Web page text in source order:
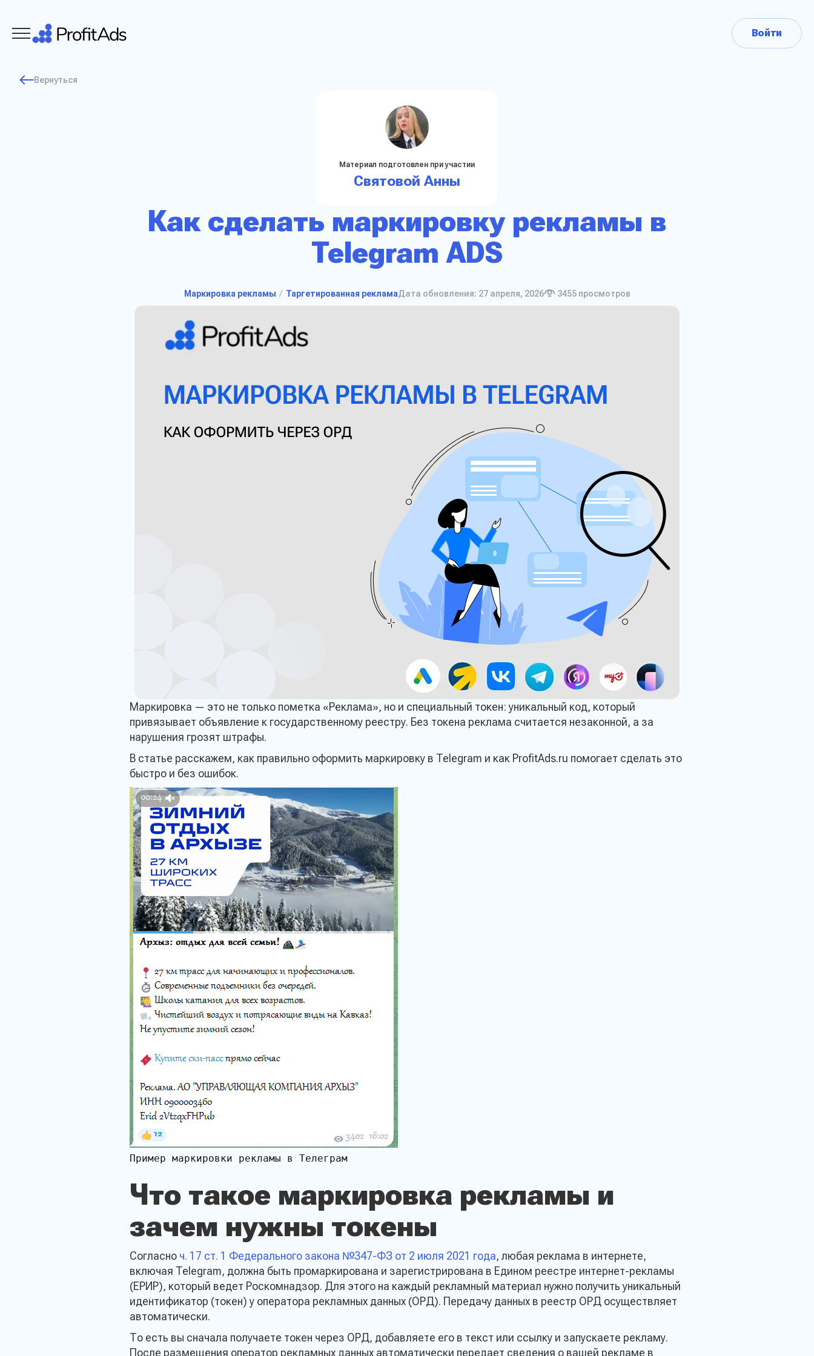
Войти
Материал подготовлен при участии
Святовой Анны
Вернуться
Как сделать маркировку рекламы в
Telegram ADS
Маркировка рекламы Таргетированная рекламаДата обновления: 27 апреля, 2026 3455просмотров
Маркировка — это не только пометка «Реклама», но и специальный токен: уникальный код, который
привязывает объявление к государственному реестру. Без токена реклама считается незаконной, а за
нарушения грозят штрафы.
В статье расскажем, как правильно оформить маркировку в Telegram и как ProfitAds.ru помогает сделать это
быстро и без ошибок.
Пример маркировки рекламы в Телеграм
Что такое маркировка рекламы и
зачем нужны токены
Согласно ч. 17 ст. 1 Федерального закона №347-ФЗ от 2 июля 2021 года, любая реклама в интернете,
включая Telegram, должна быть промаркирована и зарегистрирована в Едином реестре интернет-рекламы
(ЕРИР), который ведет Роскомнадзор. Для этого на каждый рекламный материал нужно получить уникальный
идентификатор (токен) у оператора рекламных данных (ОРД). Передачу данных в реестр ОРД осуществляет
автоматически.
То есть вы сначала получаете токен через ОРД, добавляете его в текст или ссылку и запускаете рекламу.
После размещения оператор рекламных данных автоматически передает сведения о вашей рекламе в
Оставить заявку на подбор
продукции
Имя* Ваше сообщение